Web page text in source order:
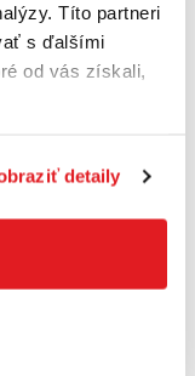
Títo partneri
s ďalšími
od vás získali,
detaily
a nákup sa